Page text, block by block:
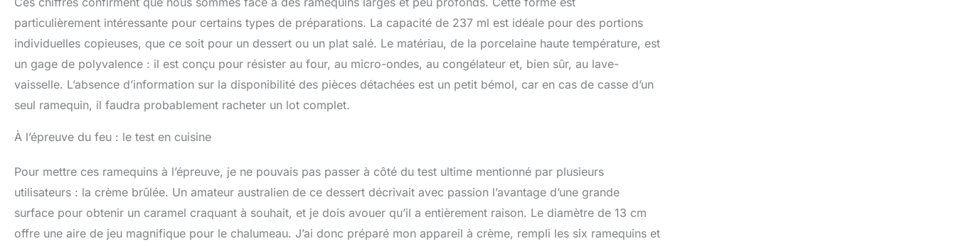
particulièrement intéressante pour certains types de préparations. La capacité de 237 ml est idéale pour des portions
individuelles copieuses, que ce soit pour un dessert ou un plat salé. Le matériau, de la porcelaine haute température, est
un gage de polyvalence : il est conçu pour résister au four, au micro-ondes, au congélateur et, bien sûr, au lave-
vaisselle. L’absence d’information sur la disponibilité des pièces détachées est un petit bémol, car en cas de casse d’un
seul ramequin, il faudra probablement racheter un lot complet.
À l’épreuve du feu : le test en cuisine
Pour mettre ces ramequins à l’épreuve, je ne pouvais pas passer à côté du test ultime mentionné par plusieurs
utilisateurs : la crème brûlée. Un amateur australien de ce dessert décrivait avec passion l’avantage d’une grande
surface pour obtenir un caramel craquant à souhait, et je dois avouer qu’il a entièrement raison. Le diamètre de 13 cm
offre une aire de jeu magnifique pour le chalumeau. J’ai donc préparé mon appareil à crème, rempli les six ramequins et